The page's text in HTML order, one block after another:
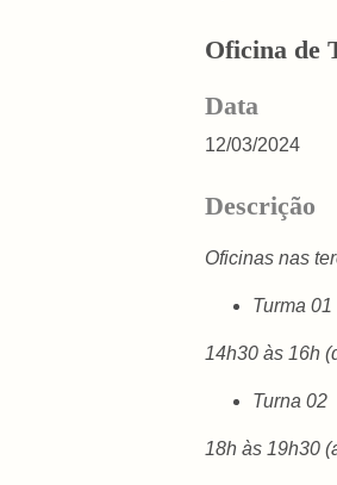
Oficina de
Data
12/03/2024
Descrição
Oficinas nas
Turma 01
14h30 às 16h
Turna 02
18h às 19h30